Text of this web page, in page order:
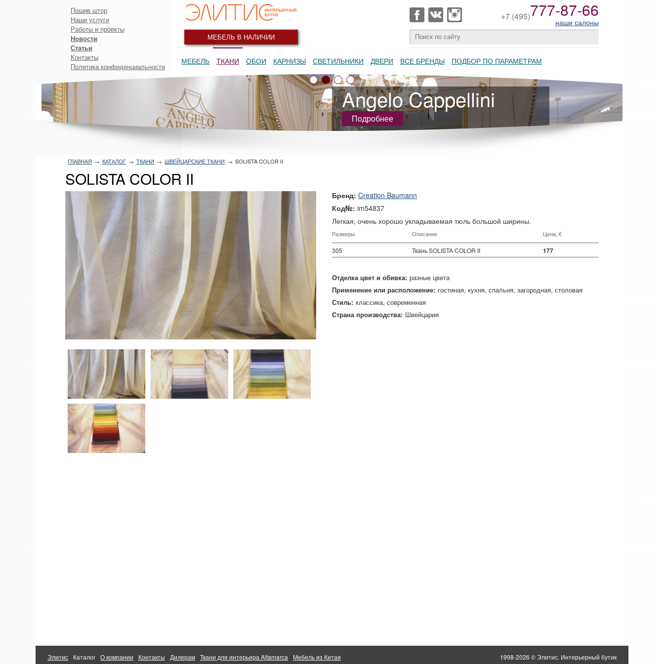
МЕБЕЛЬ В НАЛИЧИИ
+7 (495)777-87-66
наши салоны
МЕБЕЛЬ ТКАНИ ОБОИ КАРНИЗЫ СВЕТИЛЬНИКИ ДВЕРИ ВСЕ БРЕНДЫ ПОДБОР ПО ПАРАМЕТРАМ
ГЛАВНАЯ → КАТАЛОГ → ТКАНИ → ШВЕЙЦАРСКИЕ ТКАНИ → SOLISTA COLOR II
SOLISTA COLOR II
Бренд: Creation Baumann
Код№: im54837
Легкая, очень хорошо укладываемая тюль большой ширины.
Размеры Описание Цена, €
305 Ткань SOLISTA COLOR II 177
Отделка цвет и обивка: разные цвета
Применение или расположение: гостиная кухня спальня загородная столовая
Стиль: классика современная
Страна производства: Швейцария
Элитис Каталог О компании Контакты Дилерам Ткани для интерьера Altamarca Мебель из Китая 1998-2026 © Элитис. Интерьерный бутик
Пошив штор
Наши услуги
Работы и проекты
Новости
Статьи
Контакты
Политика конфиденциальности
Angelo Cappellini
Подробнее